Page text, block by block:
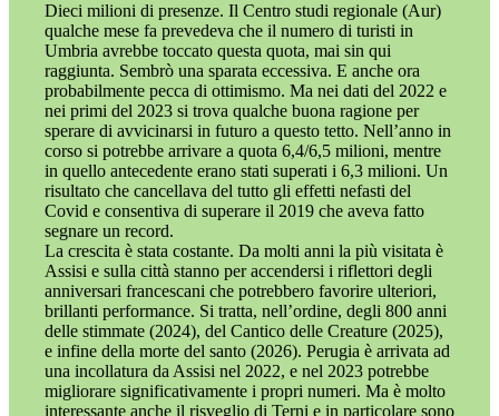
Dieci milioni di presenze. Il Centro studi regionale (Aur)
qualche mese fa prevedeva che il numero di turisti in
Umbria avrebbe toccato questa quota, mai sin qui
raggiunta. Sembrò una sparata eccessiva. E anche ora
probabilmente pecca di ottimismo. Ma nei dati del 2022 e
nei primi del 2023 si trova qualche buona ragione per
sperare di avvicinarsi in futuro a questo tetto. Nell’anno in
corso si potrebbe arrivare a quota 6,4/6,5 milioni, mentre
in quello antecedente erano stati superati i 6,3 milioni. Un
risultato che cancellava del tutto gli effetti nefasti del
Covid e consentiva di superare il 2019 che aveva fatto
segnare un record.
La crescita è stata costante. Da molti anni la più visitata è
Assisi e sulla città stanno per accendersi i riflettori degli
anniversari francescani che potrebbero favorire ulteriori,
brillanti performance. Si tratta, nell’ordine, degli 800 anni
delle stimmate (2024), del Cantico delle Creature (2025),
e infine della morte del santo (2026). Perugia è arrivata ad
una incollatura da Assisi nel 2022, e nel 2023 potrebbe
migliorare significativamente i propri numeri. Ma è molto
interessante anche il risveglio di Terni e in particolare sono